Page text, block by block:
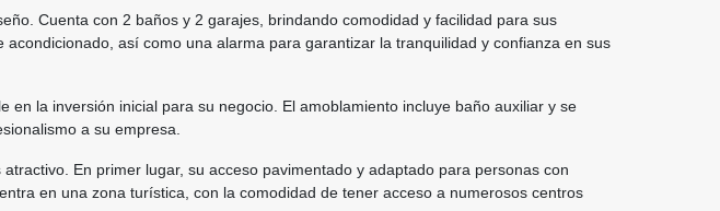
Cuenta con 2 baños y 2 garajes, brindando comodidad y facilidad para sus
así como una alarma para garantizar la tranquilidad y confianza en sus
la inversión inicial para su negocio. El amoblamiento incluye baño auxiliar y se
a su empresa.
En primer lugar, su acceso pavimentado y adaptado para personas con
en una zona turística, con la comodidad de tener acceso a numerosos centros